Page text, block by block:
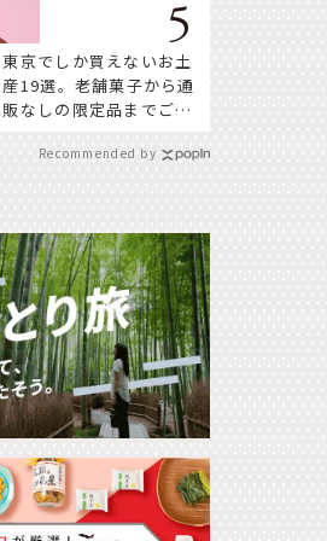
東京でしか買えないお土
産19選。老舗菓子から通
販なしの限定品までご紹
Recommended by